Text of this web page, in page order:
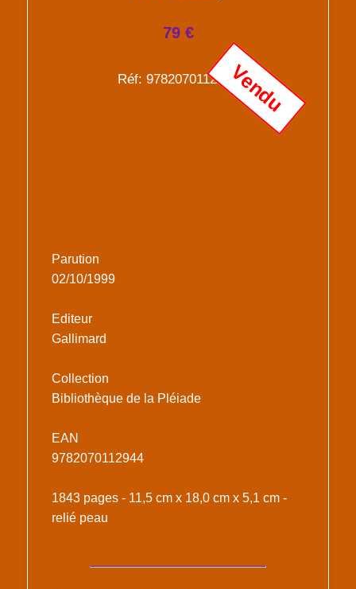
79 €
Réf: 9782070112944Vendu
Parution
02/10/1999
Editeur
Gallimard
Collection
Bibliothèque de la Pléiade
EAN
9782070112944
1843 pages - 11,5 cm x 18,0 cm x 5,1 cm -
relié peau